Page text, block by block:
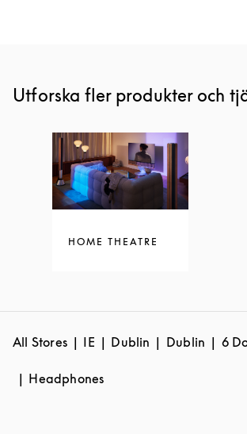
Utforska fler produkter och
HOME THEATRE
All Stores IE Dublin Dublin 6
Headphones